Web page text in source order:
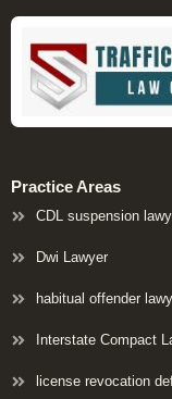
Practice Areas
CDL suspension
Dwi Lawyer
habitual offender
Interstate Compact
license revocation